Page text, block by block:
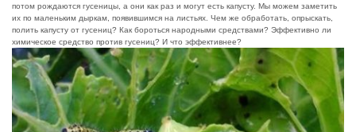
потом рождаются гусеницы, а они как раз и могут есть капусту. Мы можем заметить
их по маленьким дыркам, появившимся на листьях. Чем же обработать, опрыскать,
полить капусту от гусениц? Как бороться народными средствами? Эффективно ли
химическое средство против гусениц? И что эффективнее?